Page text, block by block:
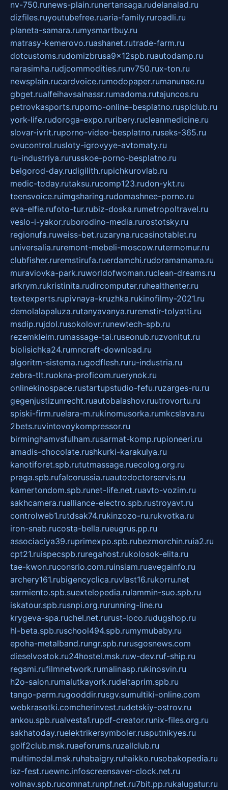
nv-750.runews-plain.runertansaga.rudelanalad.ru
dizfiles.ruyoutubefree.ruaria-family.ruroadli.ru
planeta-samara.rumysmartbuy.ru
matrasy-kemerovo.ruashanet.rutrade-farm.ru
dotcustoms.rudomizbrusa9x12spb.ruautodamp.ru
narasimha.rudjcommodities.runv750.rux-ton.ru
newsplain.rucardvoice.rumodopaper.rumanunae.ru
gbget.rualfeihavsalnassr.rumadoma.rutajuncos.ru
petrovkasports.ruporno-online-besplatno.rusplclub.ru
york-life.rudoroga-expo.ruribery.rucleanmedicine.ru
slovar-ivrit.ruporno-video-besplatno.ruseks-365.ru
ovucontrol.rusloty-igrovyye-avtomaty.ru
ru-industriya.rurusskoe-porno-besplatno.ru
belgorod-day.rudigilith.rupichkurovlab.ru
medic-today.rutaksu.rucomp123.rudon-ykt.ru
teensvoice.ruimgsharing.rudomashnee-porno.ru
eva-elfie.rufoto-tur.rubiz-doska.rumetropoltravel.ru
veslo-i-yakor.ruborodino-media.rurostotsky.ru
regionufa.ruweiss-bet.ruzaryna.rucasinotablet.ru
universalia.ruremont-mebeli-moscow.rutermomur.ru
clubfisher.ruremstirufa.ruerdamchi.rudoramamama.ru
muraviovka-park.ruworldofwoman.ruclean-dreams.ru
arkrym.rukristinita.rudircomputer.ruhealthenter.ru
textexperts.rupivnaya-kruzhka.rukinofilmy-2021.ru
demolalapaluza.rutanyavanya.ruremstir-tolyatti.ru
msdip.rujdol.rusokolovr.runewtech-spb.ru
rezemkleim.rumassage-tai.ruseonub.ruzvonitut.ru
biolisichka24.rumncraft-download.ru
algoritm-sistema.rugodflesh.ruru-industria.ru
zebra-tlt.ruokna-proficom.ruerynok.ru
onlinekinospace.rustartupstudio-fefu.ruzarges-ru.ru
gegenjustizunrecht.ruautobalashov.ruutrovortu.ru
spiski-firm.ruelara-m.rukinomusorka.rumkcslava.ru
2bets.ruvintovoykompressor.ru
birminghamvsfulham.rusarmat-komp.rupioneeri.ru
amadis-chocolate.rushkurki-karakulya.ru
kanotiforet.spb.rututmassage.ruecolog.org.ru
praga.spb.rufalcorussia.ruautodoctorservis.ru
kamertondom.spb.runet-life.net.ruavto-vozim.ru
sakhcamera.rualliance-electro.spb.rustroyavt.ru
controlweb1.rutdsak74.rukinzozo-ru.rukvotka.ru
iron-snab.rucosta-bella.rueugrus.pp.ru
associaciya39.ruprimexpo.spb.rubezmorchin.ruia2.ru
cpt21.ruispecspb.ruregahost.rukolosok-elita.ru
tae-kwon.ruconsrio.com.ruinsiam.ruavegainfo.ru
archery161.rubigencyclica.ruvlast16.rukorru.net
sarmiento.spb.suextelopedia.rulammin-suo.spb.ru
iskatour.spb.rusnpi.org.rurunning-line.ru
krygeva-spa.ruchel.net.rurust-loco.rudugshop.ru
hl-beta.spb.ruschool494.spb.rumymubaby.ru
epoha-metalband.rungr.spb.rurusgosnews.com
dieselvostok.ru24hostel.msk.ruw-dev.ruf-ship.ru
regsmi.rufilmnetwork.rumalinasp.rukinosvin.ru
h2o-salon.rumalutkayork.rudeltaprim.spb.ru
tango-perm.rugooddir.rusgv.sumultiki-online.com
webkrasotki.comcherinvest.rudetskiy-ostrov.ru
ankou.spb.rualvesta1.rupdf-creator.runix-files.org.ru
sakhatoday.ruelektrikersymboler.rusputnikyes.ru
golf2club.msk.ruaeforums.ruzallclub.ru
multimodal.msk.ruhabaigry.ruhaikko.rusobakopedia.ru
isz-fest.ruewnc.infoscreensaver-clock.net.ru
volnav.spb.rucomnat.runpf.net.ru7bit.pp.rukalugatur.ru